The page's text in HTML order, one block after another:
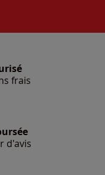
frais
d'avis